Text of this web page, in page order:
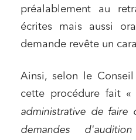
préalablement au
écrites mais aussi
demande revête un
Ainsi, selon le
cette procédure fait «
administrative de faire
demandes